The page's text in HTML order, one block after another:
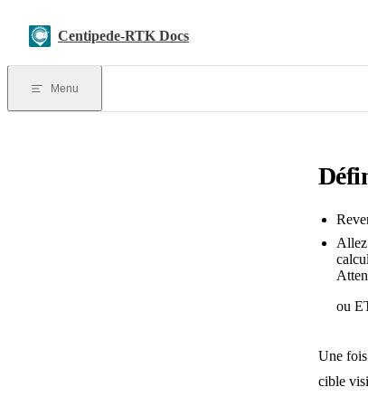
Centipede-RTK Docs
Menu
ou
Une
cible